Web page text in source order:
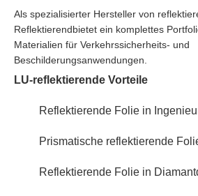
Als spezialisierter Hersteller von
Reflektierendbietet ein komplettes
Materialien für Verkehrssicherheits- und
Beschilderungsanwendungen.
LU-reflektierende Vorteile
Reflektierende Folie in
Prismatische reflektierende
Reflektierende Folie in